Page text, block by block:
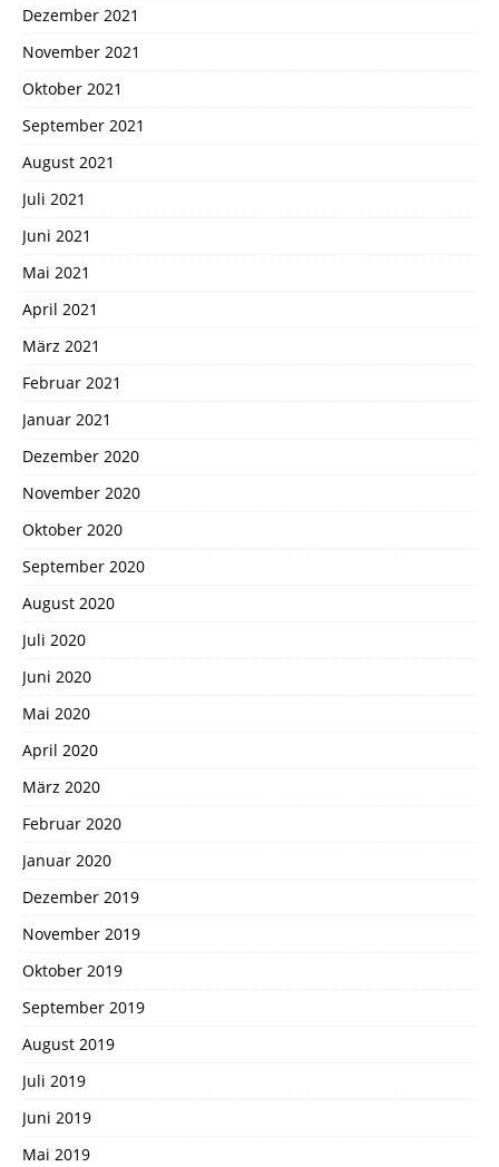
Dezember 2021
November 2021
Oktober 2021
September 2021
August 2021
Juli 2021
Juni 2021
Mai 2021
April 2021
März 2021
Februar 2021
Januar 2021
Dezember 2020
November 2020
Oktober 2020
September 2020
August 2020
Juli 2020
Juni 2020
Mai 2020
April 2020
März 2020
Februar 2020
Januar 2020
Dezember 2019
November 2019
Oktober 2019
September 2019
August 2019
Juli 2019
Juni 2019
Mai 2019